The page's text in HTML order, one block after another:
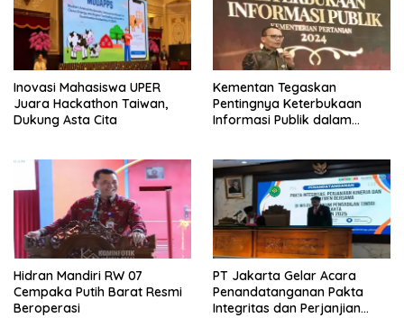
Inovasi Mahasiswa UPER
Juara Hackathon Taiwan,
Dukung Asta Cita
Kementan Tegaskan
Pentingnya Keterbukaan
Informasi Publik dalam
Hidran Mandiri RW 07
Cempaka Putih Barat Resmi
Beroperasi
PT Jakarta Gelar Acara
Penandatanganan Pakta
Integritas dan Perjanjian